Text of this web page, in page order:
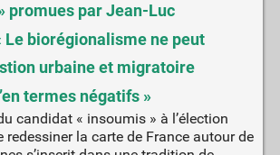
promues par Jean-Luc
Le biorégionalisme ne peut
urbaine et migratoire
termes négatifs »
candidat « insoumis » à l’élection
redessiner la carte de France autour de